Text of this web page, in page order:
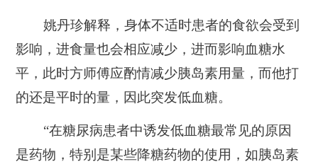
姚丹珍解释，身体不适时患者的食欲会受到
影响，进食量也会相应减少，进而影响血糖水
平，此时方师傅应酌情减少胰岛素用量，而他打
的还是平时的量，因此突发低血糖。
“在糖尿病患者中诱发低血糖最常见的原因
是药物，特别是某些降糖药物的使用，如胰岛素